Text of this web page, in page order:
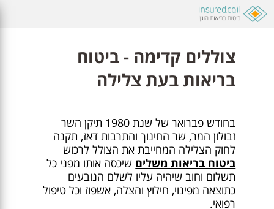
צוללים קדימה - ביטוח
בריאות בעת צלילה
בחודש פברואר של שנת 1980 תיקן השר
זבולון המר, שר החינוך והתרבות דאז, תקנה
לחוק הצלילה המחייבת את הצולל לרכוש
ביטוח בריאות משלים שיכסה אותו מפני כל
תשלום וחוב שיהיה עליו לשלם הנובעים
כתוצאה מפינוי, חילוץ והצלה, אשפוז וכל טיפול
רפואי.